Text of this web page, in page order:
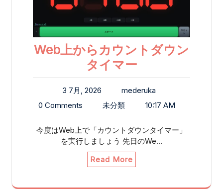
Web上からカウントダウン
タイマー
3 7月, 2026
mederuka
0 Comments
未分類 10:17 AM
今度はWeb上で「カウントダウンタイマー」
を実行しましょう 先日のWe…
Read More